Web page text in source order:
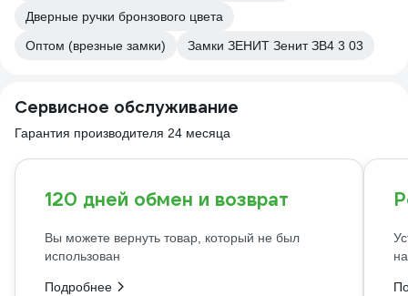
Дверные ручки бронзового цвета
Оптом (врезные замки)
Замки ЗЕНИТ Зенит ЗВ4 3 03
Сервисное обслуживание
Гарантия производителя 24 месяца
120 дней обмен и возврат
Вы можете вернуть товар, который не был
использован
Подробнее